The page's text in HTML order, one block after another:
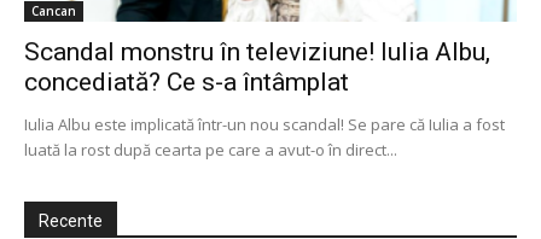
Cancan
Scandal monstru în televiziune! Iulia Albu,
concediată? Ce s-a întâmplat
Iulia Albu este implicată într-un nou scandal! Se pare că Iulia a fost
luată la rost după cearta pe care a avut-o în direct...
Recente